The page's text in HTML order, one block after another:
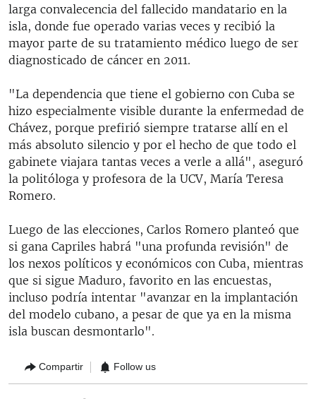
larga convalecencia del fallecido mandatario en la
isla, donde fue operado varias veces y recibió la
mayor parte de su tratamiento médico luego de ser
diagnosticado de cáncer en 2011.
"La dependencia que tiene el gobierno con Cuba se
hizo especialmente visible durante la enfermedad de
Chávez, porque prefirió siempre tratarse allí en el
más absoluto silencio y por el hecho de que todo el
gabinete viajara tantas veces a verle a allá", aseguró
la politóloga y profesora de la UCV, María Teresa
Romero.
Luego de las elecciones, Carlos Romero planteó que
si gana Capriles habrá "una profunda revisión" de
los nexos políticos y económicos con Cuba, mientras
que si sigue Maduro, favorito en las encuestas,
incluso podría intentar "avanzar en la implantación
del modelo cubano, a pesar de que ya en la misma
isla buscan desmontarlo".
Compartir Follow us